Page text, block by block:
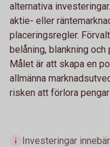
alternativa
aktie- eller
placeringsregler.
belåning, blankning
Målet är att skapa en
allmänna
risken att förlora
Investeringar